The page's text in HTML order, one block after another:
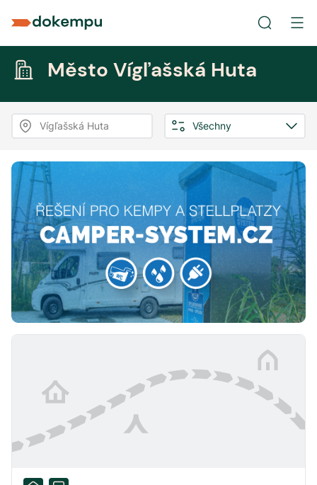
Město Vígľašská Huta
Vígľašská Huta Všechny